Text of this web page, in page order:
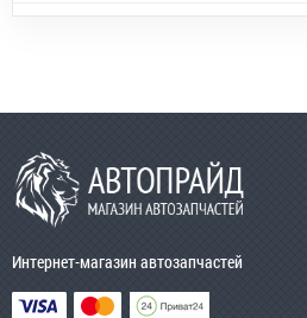
Интернет-магазин автозапчастей